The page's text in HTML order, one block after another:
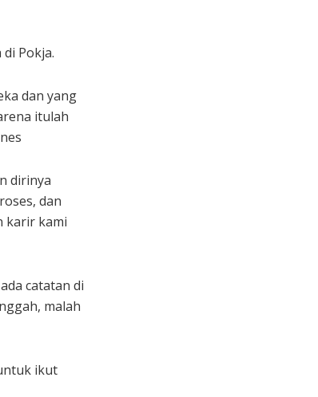
Pokja.
dan yang
itulah
dirinya
dan
karir kami
catatan di
malah
ikut